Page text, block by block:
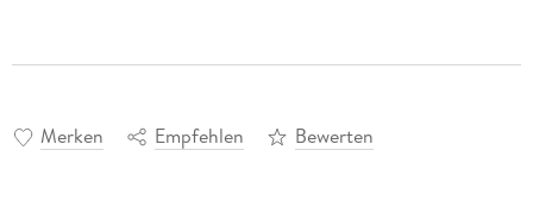
Merken Empfehlen Bewerten